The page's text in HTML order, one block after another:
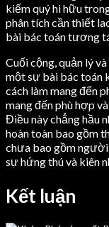
kiếm quý hi hữu
phân tích cần thiết
bài bác toán tương
Cuối cộng, quản lý
một sự bài bác toán
cách làm mang đến
mang đến phù hợp
Điều này chẳng hầu
hoàn toàn bao gồm
chưa bao gồm người
sự hứng thú và kiên
Kết luận